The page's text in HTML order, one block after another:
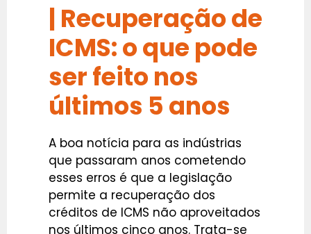
| Recuperação de
ICMS: o que pode
ser feito nos
últimos 5 anos
A boa notícia para as indústrias
que passaram anos cometendo
esses erros é que a legislação
permite a recuperação dos
créditos de ICMS não aproveitados
nos últimos cinco anos. Trata-se